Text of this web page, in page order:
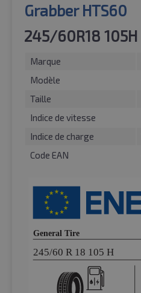
Grabber HTS60
245/60R18 105H
Marque
Modèle
Taille
Indice de vitesse
Indice de charge
Code EAN